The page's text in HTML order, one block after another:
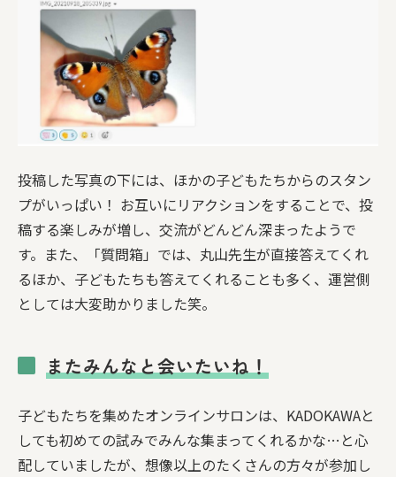
投稿した写真の下には、ほかの子どもたちからのスタン
プがいっぱい！ お互いにリアクションをすることで、投
稿する楽しみが増し、交流がどんどん深まったようで
す。また、「質問箱」では、丸山先生が直接答えてくれ
るほか、子どもたちも答えてくれることも多く、運営側
としては大変助かりました笑。
またみんなと会いたいね！
子どもたちを集めたオンラインサロンは、KADOKAWAと
しても初めての試みでみんな集まってくれるかな…と心
配していましたが、想像以上のたくさんの方々が参加し